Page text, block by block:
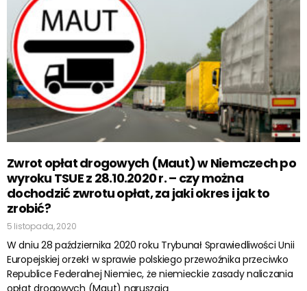
Zwrot opłat drogowych (Maut) w Niemczech po
wyroku TSUE z 28.10.2020 r. – czy można
dochodzić zwrotu opłat, za jaki okres i jak to
zrobić?
5 listopada, 2020
W dniu 28 października 2020 roku Trybunał Sprawiedliwości Unii
Europejskiej orzekł w sprawie polskiego przewoźnika przeciwko
Republice Federalnej Niemiec, że niemieckie zasady naliczania